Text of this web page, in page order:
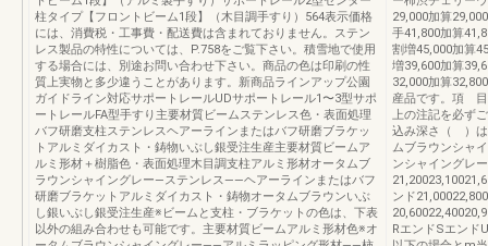
柱タイプ【フロントビーム1段】（木目調手すり）564表示価格
には、消費税・工事費・配送費は含まれておりません。ステン
レス製品の特性については、P.758をご覧下さい。積雪地で使用
する場合には、別途お問い合わせ下さい。商品の色は印刷の性
質上実物と多少違うことがあります。新商品ラインアップ公園
ガイドライン対応サポートレールUDサポートレール1〜3型サポ
ートレールFA型手すり主要材質ビームステンレス色・表面処理
バフ研磨支柱ステンレスヘアーラインまたはバフ研磨ブラケッ
トアルミダイカスト・鋳物いぶし銀受注生産主要材質ビームア
ルミ形材＋樹脂色・表面処理木目調支柱アルミ形材オータムブ
ラウンシャイングレー―ステンレス――ヘアーラインまたはバフ
研磨ブラケットアルミダイカスト・鋳物オータムブラウンいぶ
し銀いぶし銀受注生産※ビームと支柱・ブラケットの色は、下表
以外の組み合わせも可能です。主要材質ビームアルミ形材色※オ
29,000加算
手41,800加算
割増45,000加算
増39,600加算
32,000加算
産品です。項
上の注記を必ず
込み深さ（ ）は
ムブラウンシャ
ンシャイングレ
ンド
RエンドSエンド